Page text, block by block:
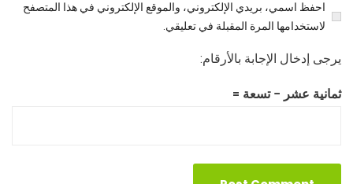
احفظ اسمي، بريدي الإلكتروني، والموقع الإلكتروني في هذا المتصفح
لاستخدامها المرة المقبلة في تعليقي.
يرجى إدخال الإجابة بالأرقام:
ثمانية عشر − تسعة =